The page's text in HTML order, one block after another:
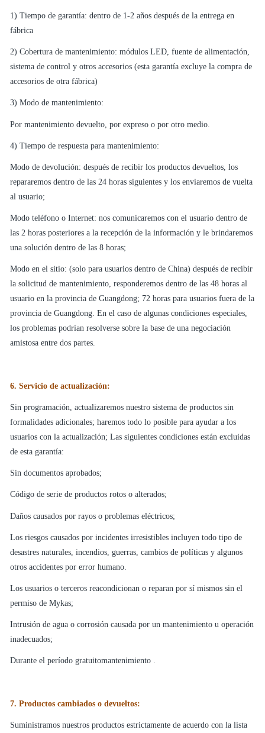
1) Tiempo de garantía: dentro de 1-2 años después de la entrega en
fábrica
2) Cobertura de mantenimiento: módulos LED, fuente de alimentación,
sistema de control y otros accesorios (esta garantía excluye la compra de
accesorios de otra fábrica)
3) Modo de mantenimiento:
Por mantenimiento devuelto, por expreso o por otro medio.
4) Tiempo de respuesta para mantenimiento:
Modo de devolución: después de recibir los productos devueltos, los
repararemos dentro de las 24 horas siguientes y los enviaremos de vuelta
al usuario;
Modo teléfono o Internet: nos comunicaremos con el usuario dentro de
las 2 horas posteriores a la recepción de la información y le brindaremos
una solución dentro de las 8 horas;
Modo en el sitio: (solo para usuarios dentro de China) después de recibir
la solicitud de mantenimiento, responderemos dentro de las 48 horas al
usuario en la provincia de Guangdong; 72 horas para usuarios fuera de la
provincia de Guangdong. En el caso de algunas condiciones especiales,
los problemas podrían resolverse sobre la base de una negociación
amistosa entre dos partes.
6. Servicio de actualización:
Sin programación, actualizaremos nuestro sistema de productos sin
formalidades adicionales; haremos todo lo posible para ayudar a los
usuarios con la actualización; Las siguientes condiciones están excluidas
de esta garantía:
Sin documentos aprobados;
Código de serie de productos rotos o alterados;
Daños causados por rayos o problemas eléctricos;
Los riesgos causados por incidentes irresistibles incluyen todo tipo de
desastres naturales, incendios, guerras, cambios de políticas y algunos
otros accidentes por error humano.
Los usuarios o terceros reacondicionan o reparan por sí mismos sin el
permiso de Mykas;
Intrusión de agua o corrosión causada por un mantenimiento u operación
inadecuados;
Durante el período gratuitomantenimiento .
7. Productos cambiados o devueltos:
Suministramos nuestros productos estrictamente de acuerdo con la lista